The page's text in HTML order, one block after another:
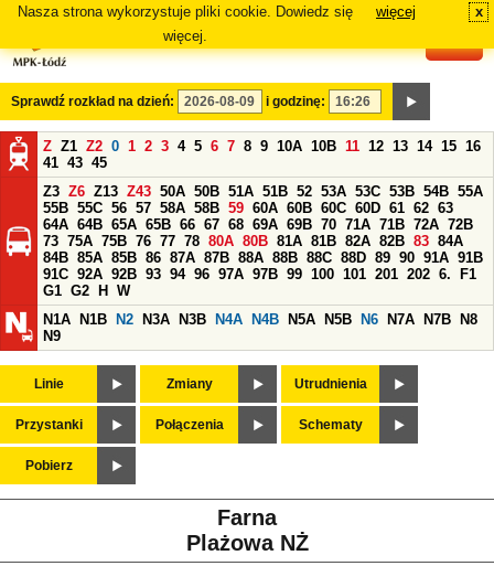
Nasza strona wykorzystuje pliki cookie. Dowiedz się
więcej.
więcej x
Sprawdź rozkład na dzień: i godzinę:
Z Z1 Z2 0 1 2 3 4 5 6 7 8 9 10A 10B 11 12 13 14 15 16
41 43 45
Z3 Z6 Z13 Z43 50A 50B 51A 51B 52 53A 53C 53B 54B 55A
55B 55C 56 57 58A 58B 59 60A 60B 60C 60D 61 62 63
64A 64B 65A 65B 66 67 68 69A 69B 70 71A 71B 72A 72B
73 75A 75B 76 77 78 80A 80B 81A 81B 82A 82B 83 84A
84B 85A 85B 86 87A 87B 88A 88B 88C 88D 89 90 91A 91B
91C 92A 92B 93 94 96 97A 97B 99 100 101 201 202 6.
F1
G1 G2 H
W
N1A
N1B N2 N3A N3B N4A N4B N5A N5B N6 N7A N7B
N8
N9
Linie Zmiany Utrudnienia
Przystanki Połączenia Schematy
Pobierz
Farna
Plażowa NŻ